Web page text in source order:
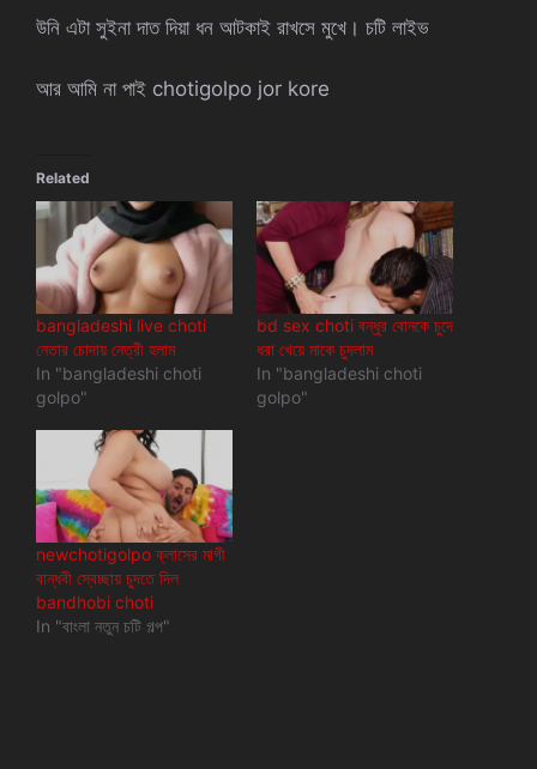
উনি এটা সুইনা দাত দিয়া ধন আটকাই রাখসে মুখে। চটি লাইভ
আর আমি না পাই chotigolpo jor kore
Related
bangladeshi live choti
নেতার চোদায় নেত্রী হলাম
In "bangladeshi choti
golpo"
bd sex choti বন্ধুর বোনকে চুদে
ধরা খেয়ে মাকে চুদলাম
In "bangladeshi choti
golpo"
newchotigolpo ক্লাসের মাগী
বান্ধবী স্বেচ্ছায় চুদতে দিল
bandhobi choti
In "বাংলা নতুন চটি গল্প"